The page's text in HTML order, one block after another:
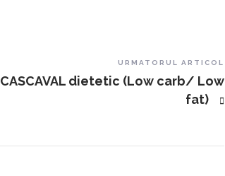
URMATORUL ARTICOL
CASCAVAL dietetic (Low carb/ Low
fat)